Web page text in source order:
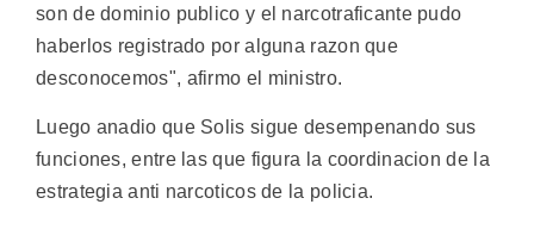
son de dominio publico y el narcotraficante pudo
haberlos registrado por alguna razon que
desconocemos", afirmo el ministro.
Luego anadio que Solis sigue desempenando sus
funciones, entre las que figura la coordinacion de la
estrategia anti narcoticos de la policia.